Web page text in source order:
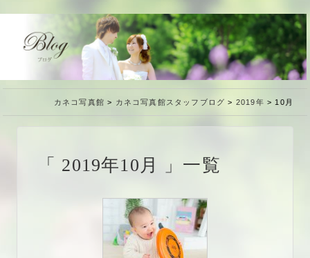
カネコ写真館 > カネコ写真館スタッフブログ > 2019年 > 10月
2019年10月 一覧